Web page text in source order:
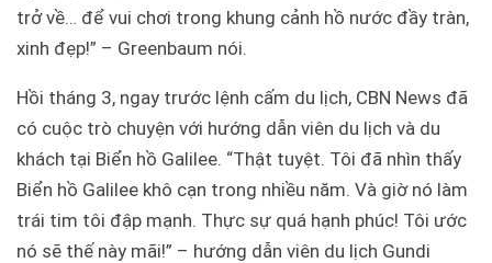
trở về… để vui chơi trong khung cảnh hồ nước đầy tràn,
xinh đẹp!” – Greenbaum nói.
Hồi tháng 3, ngay trước lệnh cấm du lịch, CBN News đã
có cuộc trò chuyện với hướng dẫn viên du lịch và du
khách tại Biển hồ Galilee. “Thật tuyệt. Tôi đã nhìn thấy
Biển hồ Galilee khô cạn trong nhiều năm. Và giờ nó làm
trái tim tôi đập mạnh. Thực sự quá hạnh phúc! Tôi ước
nó sẽ thế này mãi!” – hướng dẫn viên du lịch Gundi